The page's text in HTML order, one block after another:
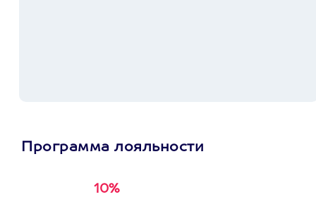
Программа лояльности
10%